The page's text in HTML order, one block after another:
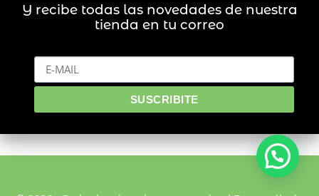
Y recibe todas las novedades de nuestra
tienda en tu correo